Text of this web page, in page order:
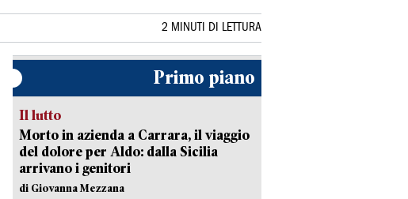
2 MINUTI DI LETTURA
Primo piano
Il lutto
Morto in azienda a Carrara, il viaggio
del dolore per Aldo: dalla Sicilia
arrivano i genitori
di Giovanna Mezzana